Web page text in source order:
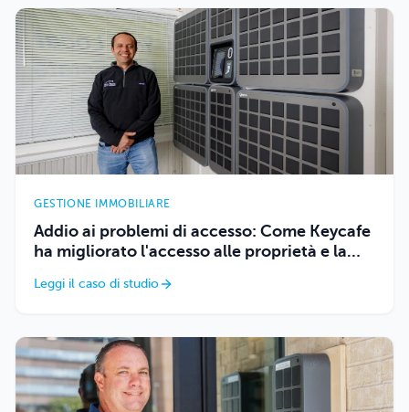
GESTIONE IMMOBILIARE
Addio ai problemi di accesso: Come Keycafe
ha migliorato l'accesso alle proprietà e la
Property Management
Leggi il caso di studio